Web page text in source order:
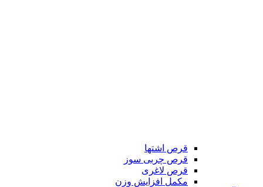
قرص اشتها
قرص چربی سوز
قرص لاغری
مکمل افزایش وزن